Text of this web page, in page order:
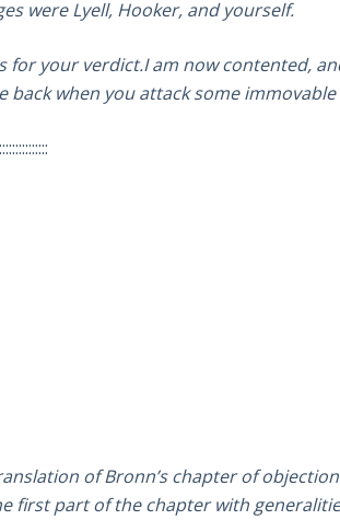
were Lyell, Hooker, and yourself.
for your verdict.I am now contented,
when you attack some
of Bronn’s chapter of
first part of the chapter with